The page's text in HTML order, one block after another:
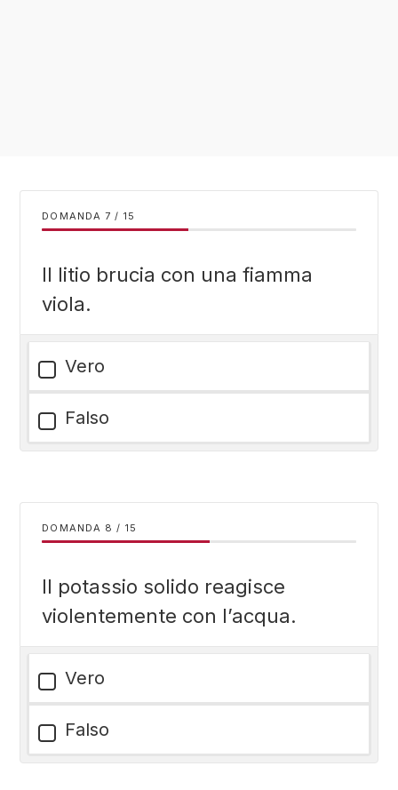
DOMANDA / 15
Il litio brucia con una fiamma
viola.
Vero
Falso
DOMANDA / 15
Il potassio solido reagisce
violentemente con l’acqua.
Vero
Falso